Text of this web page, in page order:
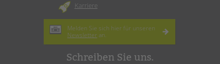
Karriere
Melden Sie sich hier für unseren
Newsletter an.
Schreiben Sie uns.